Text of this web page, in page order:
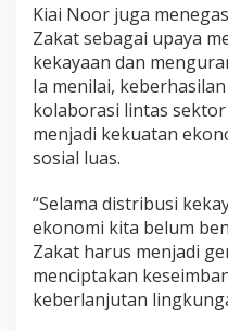
Kiai Noor juga
Zakat sebagai upaya
kekayaan dan
Ia menilai,
kolaborasi lintas
menjadi kekuatan
sosial luas.
“Selama distribusi
ekonomi kita belum
Zakat harus menjadi
menciptakan
keberlanjutan